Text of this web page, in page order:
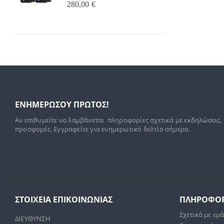
280,00 €
ΕΝΗΜΕΡΩΣΟΥ ΠΡΩΤΟΣ!
Αν επιθυμείτε να λαμβάνεται πληροφορίες σχετικά με εκδηλώσεις,
προσφορές. Εγγραφείτε για ενημερωτικό δελτίο σήμερα.
ΣΤΟΙΧΕΊΑ ΕΠΙΚΟΙΝΩΝΊΑΣ
ΔΙΕΥΘΥΝΣΗ
Σχετικά με